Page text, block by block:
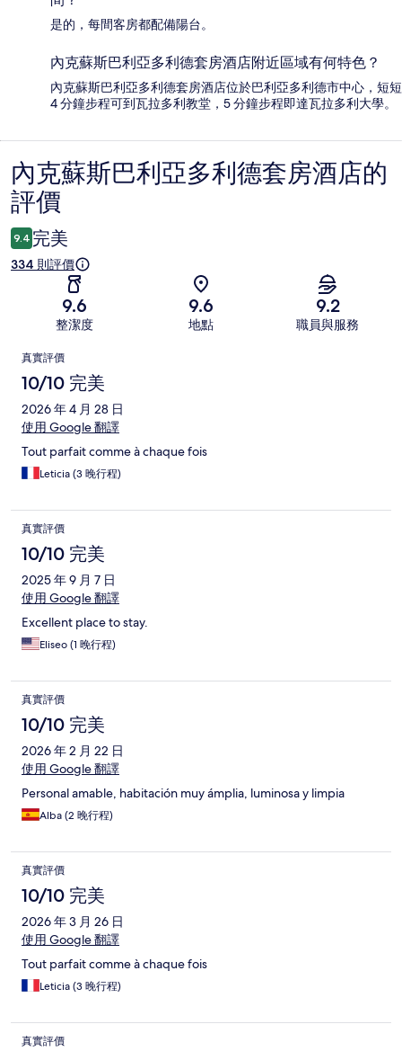
是的，每間客房都配備陽台。
內克蘇斯巴利亞多利德套房酒店附近區域有何特色？
內克蘇斯巴利亞多利德套房酒店位於巴利亞多利德市中心，短短
4 分鐘步程可到瓦拉多利教堂，5 分鐘步程即達瓦拉多利大學。
評
價
內克蘇斯巴利亞多利德套房酒店的
評價
9.4 完美
334 則評價
9.6
整潔度
9.6
地點
9.2
職員與服務
評
價
真實評價
10/10 完美
2026 年 4 月 28 日
使用 Google 翻譯
Tout parfait comme à chaque fois
Leticia (3 晚行程)
真實評價
10/10 完美
2025 年 9 月 7 日
使用 Google 翻譯
Excellent place to stay.
Eliseo (1 晚行程)
真實評價
10/10 完美
2026 年 2 月 22 日
使用 Google 翻譯
Personal amable, habitación muy ámplia, luminosa y limpia
Alba (2 晚行程)
真實評價
10/10 完美
2026 年 3 月 26 日
使用 Google 翻譯
Tout parfait comme à chaque fois
Leticia (3 晚行程)
真實評價